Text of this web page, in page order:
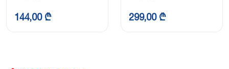
144,00 ₾ 299,00 ₾